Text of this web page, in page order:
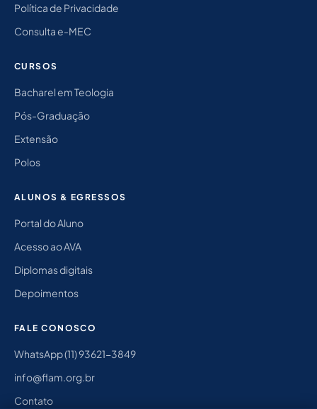
Política de Privacidade
Consulta e-MEC
CURSOS
Bacharel em Teologia
Pós-Graduação
Extensão
Polos
ALUNOS & EGRESSOS
Portal do Aluno
Acesso ao AVA
Diplomas digitais
Depoimentos
FALE CONOSCO
WhatsApp (11) 93621-3849
info@flam.org.br
Contato